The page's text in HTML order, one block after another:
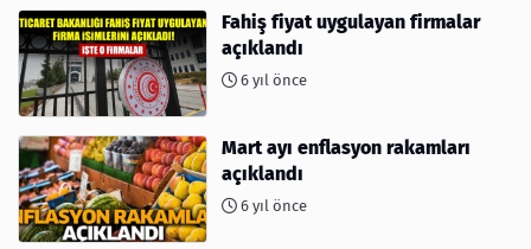
Fahiş fiyat uygulayan firmalar
açıklandı
6 yıl önce
Mart ayı enflasyon rakamları
açıklandı
6 yıl önce